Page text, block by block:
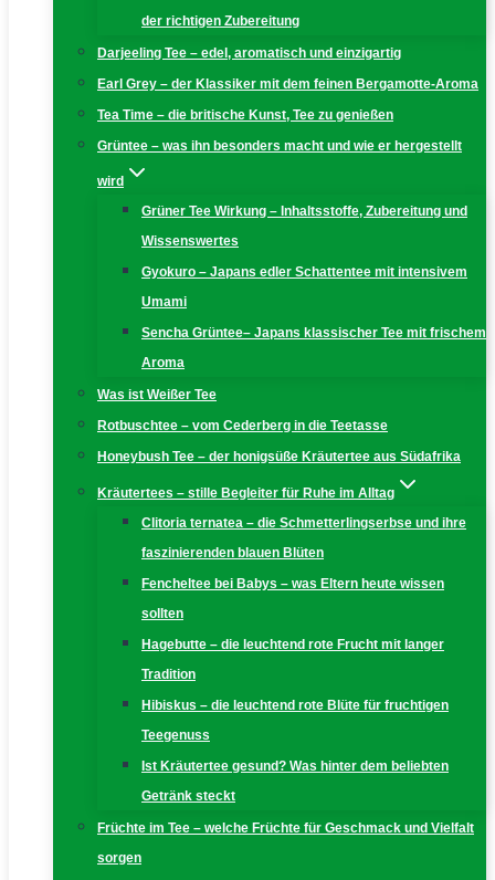
der richtigen Zubereitung
Darjeeling Tee – edel, aromatisch und einzigartig
Earl Grey – der Klassiker mit dem feinen Bergamotte-Aroma
Tea Time – die britische Kunst, Tee zu genießen
Grüntee – was ihn besonders macht und wie er hergestellt
wird
Grüner Tee Wirkung – Inhaltsstoffe, Zubereitung und
Wissenswertes
Gyokuro – Japans edler Schattentee mit intensivem
Umami
Sencha Grüntee– Japans klassischer Tee mit frischem
Aroma
Was ist Weißer Tee
Rotbuschtee – vom Cederberg in die Teetasse
Honeybush Tee – der honigsüße Kräutertee aus Südafrika
Kräutertees – stille Begleiter für Ruhe im Alltag
Clitoria ternatea – die Schmetterlingserbse und ihre
faszinierenden blauen Blüten
Fencheltee bei Babys – was Eltern heute wissen
sollten
Hagebutte – die leuchtend rote Frucht mit langer
Tradition
Hibiskus – die leuchtend rote Blüte für fruchtigen
Teegenuss
Ist Kräutertee gesund? Was hinter dem beliebten
Getränk steckt
Früchte im Tee – welche Früchte für Geschmack und Vielfalt
sorgen